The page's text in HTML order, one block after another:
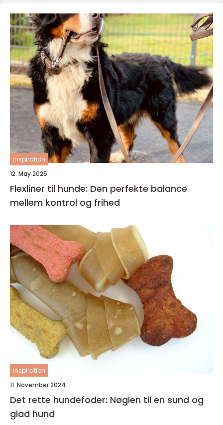
inspiration
12. May 2025
Flexliner til hunde: Den perfekte balance
mellem kontrol og frihed
inspiration
11. November 2024
Det rette hundefoder: Nøglen til en sund og
glad hund